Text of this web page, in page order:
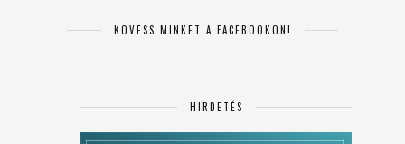
KÖVESS MINKET A FACEBOOKON!
HIRDETÉS